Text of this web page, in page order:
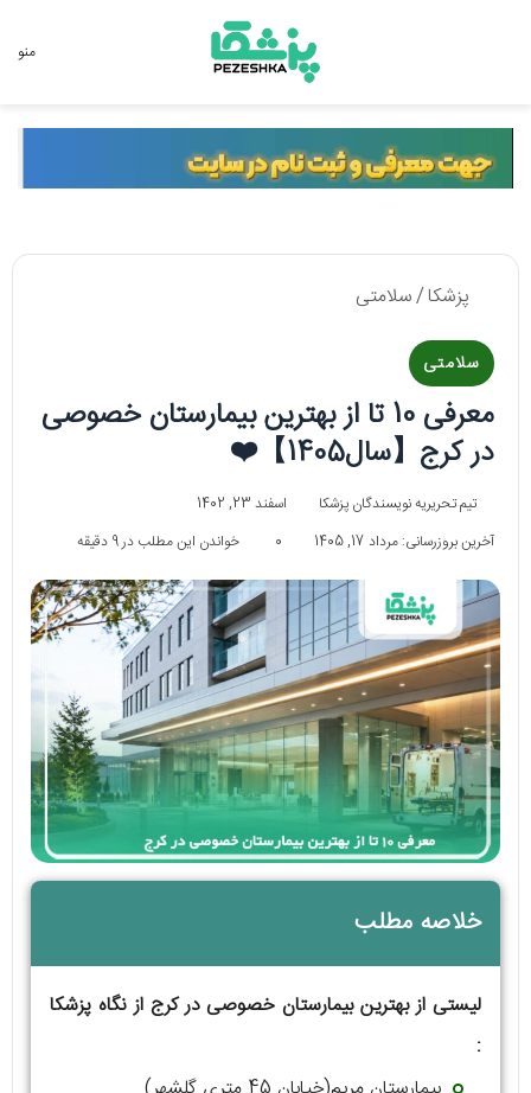
منو
پزشکا/سلامتی
سلامتی
معرفی 10 تا‌‌ از بهترین بیمارستان خصوصی
در کرج【سال1405】❤️
تیم تحریریه نویسندگان پزشکا
اسفند 23, 1402
آخرین بروزرسانی: مرداد 17, 1405
0 خواندن این مطلب در 9 دقیقه
خلاصه مطلب
لیستی از بهترین بیمارستان خصوصی در کرج از نگاه پزشکا
: